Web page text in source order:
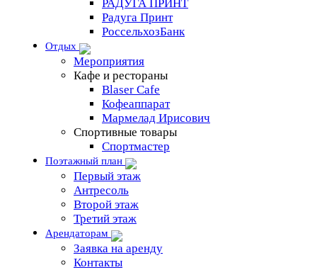
РАДУГА ПРИНТ
Радуга Принт
РоссельхозБанк
Отдых
Мероприятия
Кафе и рестораны
Blaser Cafe
Кофеаппарат
Мармелад Ирисович
Спортивные товары
Спортмастер
Поэтажный план
Первый этаж
Антресоль
Второй этаж
Третий этаж
Арендаторам
Заявка на аренду
Контакты